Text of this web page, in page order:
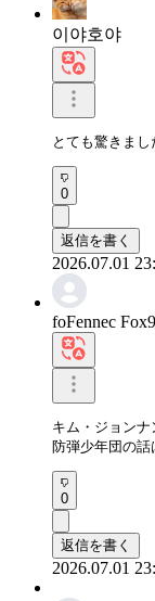
이야호야
とても驚きまし
0
返信を書く
2026.07.01
foFennec
キム・ジョンナ
防弾少年団の話
0
返信を書く
2026.07.01